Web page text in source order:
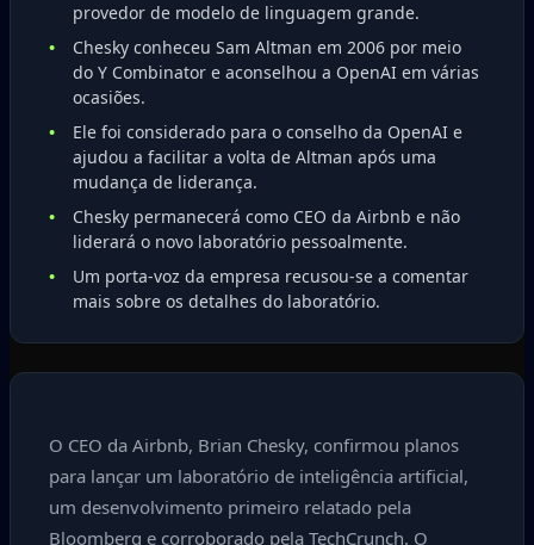
provedor de modelo de linguagem grande.
Chesky conheceu Sam Altman em 2006 por meio
do Y Combinator e aconselhou a OpenAI em várias
ocasiões.
Ele foi considerado para o conselho da OpenAI e
ajudou a facilitar a volta de Altman após uma
mudança de liderança.
Chesky permanecerá como CEO da Airbnb e não
liderará o novo laboratório pessoalmente.
Um porta-voz da empresa recusou-se a comentar
mais sobre os detalhes do laboratório.
O CEO da Airbnb, Brian Chesky, confirmou planos
para lançar um laboratório de inteligência artificial,
um desenvolvimento primeiro relatado pela
Bloomberg e corroborado pela TechCrunch. O